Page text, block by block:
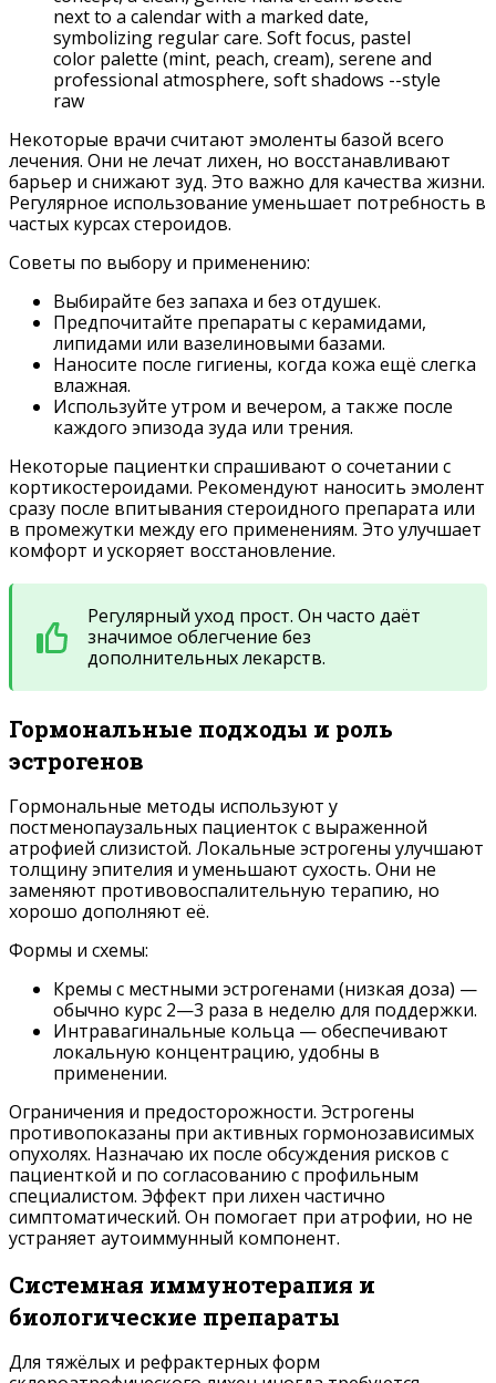
Некоторые врачи считают эмоленты базой всего
лечения. Они не лечат лихен, но восстанавливают
барьер и снижают зуд. Это важно для качества жизни.
Регулярное использование уменьшает потребность в
частых курсах стероидов.
Советы по выбору и применению:
Выбирайте без запаха и без отдушек.
Предпочитайте препараты с керамидами,
липидами или вазелиновыми базами.
Наносите после гигиены, когда кожа ещё слегка
влажная.
Используйте утром и вечером, а также после
каждого эпизода зуда или трения.
Некоторые пациентки спрашивают о сочетании с
кортикостероидами. Рекомендуют наносить эмолент
сразу после впитывания стероидного препарата или
в промежутки между его применениям. Это улучшает
комфорт и ускоряет восстановление.
Регулярный уход прост. Он часто даёт
значимое облегчение без
дополнительных лекарств.
Гормональные подходы и роль
эстрогенов
Гормональные методы используют у
постменопаузальных пациенток с выраженной
атрофией слизистой. Локальные эстрогены улучшают
толщину эпителия и уменьшают сухость. Они не
заменяют противовоспалительную терапию, но
хорошо дополняют её.
Формы и схемы:
Кремы с местными эстрогенами (низкая доза) —
обычно курс 2—3 раза в неделю для поддержки.
Интравагинальные кольца — обеспечивают
локальную концентрацию, удобны в
применении.
Ограничения и предосторожности. Эстрогены
противопоказаны при активных гормонозависимых
опухолях. Назначаю их после обсуждения рисков с
пациенткой и по согласованию с профильным
специалистом. Эффект при лихен частично
симптоматический. Он помогает при атрофии, но не
устраняет аутоиммунный компонент.
Системная иммунотерапия и
биологические препараты
Для тяжёлых и рефрактерных форм